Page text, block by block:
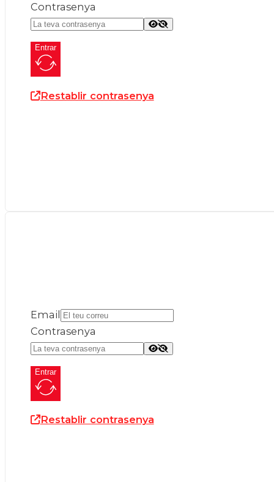
Contrasenya
Entrar
Restablir contrasenya
Email
Contrasenya
Entrar
Restablir contrasenya